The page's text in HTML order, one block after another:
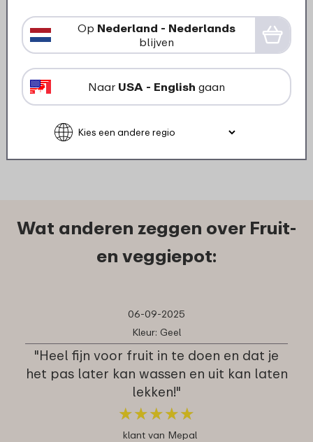
Vorkje fruit- & veggiepot Ellipse
- rvs
419
Bekijk Bestel
›
Wat anderen zeggen over Fruit-
en veggiepot:
06-09-2025
Kleur: Geel
"Heel fijn voor fruit in te doen en dat je
het pas later kan wassen en uit kan laten
lekken!"
★★★★★
★★★★★
klant van Mepal
Op Nederland - Nederlands
blijven
Naar USA - English gaan